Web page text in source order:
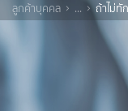
ลูกค้าบุคคล ... ถ้าไม่ทั